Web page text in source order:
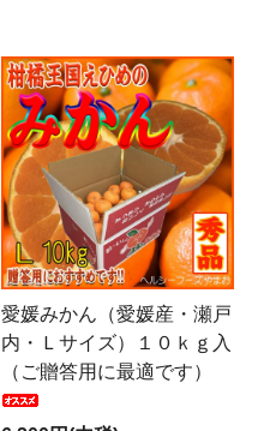
愛媛みかん（愛媛産・瀬戸
内・Ｌサイズ）１０ｋｇ入
（ご贈答用に最適です）